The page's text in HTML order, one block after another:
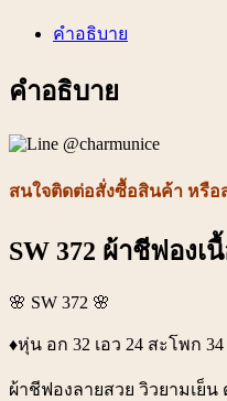
สั้น
บิ
ลาย
มะพร้าว
คำอธิบาย
คำอธิบาย
สนใจติดต่อสั่งซื้อสินค้า หรือ
SW 372 ผ้าชีฟอง
🌸 SW 372 🌸
♦️หุ่น อก 32 เอว 24 สะโพก
ผ้าชีฟองลายสวย วิวยามเย็